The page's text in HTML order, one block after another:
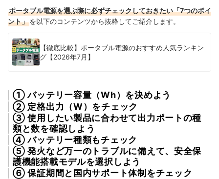
ポータブル電源を選ぶ際に必ずチェックしておきたい「7つのポイ
ント」を以下のコンテンツから抜粋してご紹介します。
【徹底比較】ポータブル電源のおすすめ人気ランキン
グ【2026年7月】
① バッテリー容量（Wh）を決めよう
② 定格出力（W）をチェック
③ 使用したい製品に合わせて出力ポートの種
類と数を確認しよう
④ バッテリー種類もチェック
⑤ 発火など万一のトラブルに備えて、安全保
護機能搭載モデルを選択しよう
⑥ 保証期間と国内サポート体制をチェック